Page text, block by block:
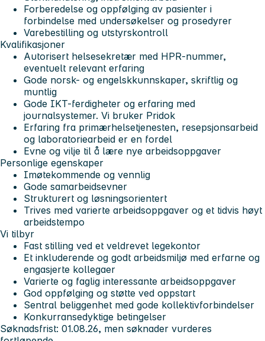
Forberedelse og oppfølging av pasienter i
forbindelse med undersøkelser og prosedyrer
Varebestilling og utstyrskontroll
Kvalifikasjoner
Autorisert helsesekretær med HPR-nummer,
eventuelt relevant erfaring
Gode norsk- og engelskkunnskaper, skriftlig og
muntlig
Gode IKT-ferdigheter og erfaring med
journalsystemer. Vi bruker Pridok
Erfaring fra primærhelsetjenesten, resepsjonsarbeid
og laboratoriearbeid er en fordel
Evne og vilje til å lære nye arbeidsoppgaver
Personlige egenskaper
Imøtekommende og vennlig
Gode samarbeidsevner
Strukturert og løsningsorientert
Trives med varierte arbeidsoppgaver og et tidvis høyt
arbeidstempo
Vi tilbyr
Fast stilling ved et veldrevet legekontor
Et inkluderende og godt arbeidsmiljø med erfarne og
engasjerte kollegaer
Varierte og faglig interessante arbeidsoppgaver
God oppfølging og støtte ved oppstart
Sentral beliggenhet med gode kollektivforbindelser
Konkurransedyktige betingelser
Søknadsfrist: 01.08.26, men søknader vurderes